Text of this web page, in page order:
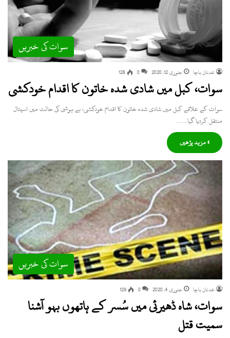
سوات کی خبریں
عدنان باچا جنوری 12, 2020 0
128
سوات، کبل میں شادی شدہ خاتون کا اقدام خودکشی
سوات کے علاقے کبل میں شادی شدہ خاتون کا اقدام خودکشی، بے ہوشی کی حالت میں اسپتال
منتقل کردیا گیا۔…
» مزید پڑھیں
سوات کی خبریں
عدنان باچا جنوری 4, 2020 0
129
سوات، شاہ ڈھیرئی میں سُسر کے ہاتھوں بہو آشنا
سمیت قتل